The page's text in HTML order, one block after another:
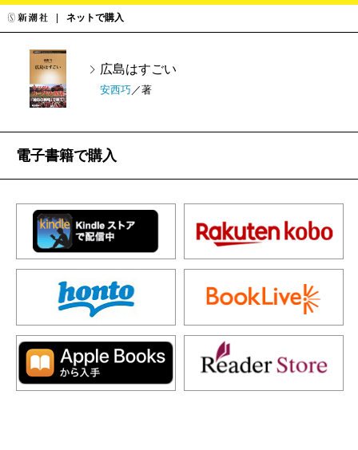
ネットで購入
広島はすごい
安西巧 ／著
電子書籍で購入